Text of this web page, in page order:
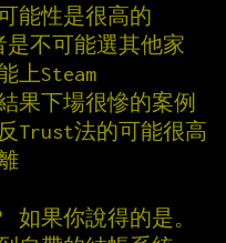
能性是很高的
不可能選其他家
上Steam
果下場很慘的案例
Trust法的可能很高
果你說得的是。